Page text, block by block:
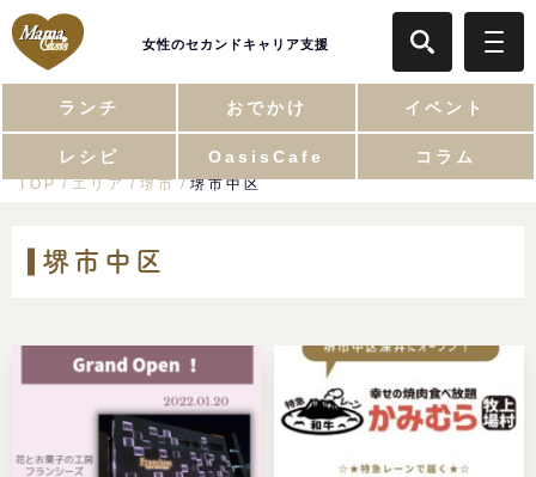
女性のセカンドキャリア支援
ランチ おでかけ イベント
レシピ OasisCafe コラム
TOP エリア 堺市 堺市中区
堺市中区